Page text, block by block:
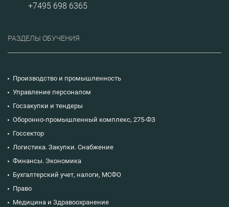
+7495 698 6365
РАЗДЕЛЫ ОБУЧЕНИЯ
Производство и промышленность
Управление персоналом
Госзакупки и тендеры
Оборонно-промышленный комплекс, 275-ФЗ
Госсектор
Логистика. Закупки. Снабжение
Финансы. Экономика
Бухгалтерский учет, налоги, МСФО
Право
Медицина и Здравоохранение